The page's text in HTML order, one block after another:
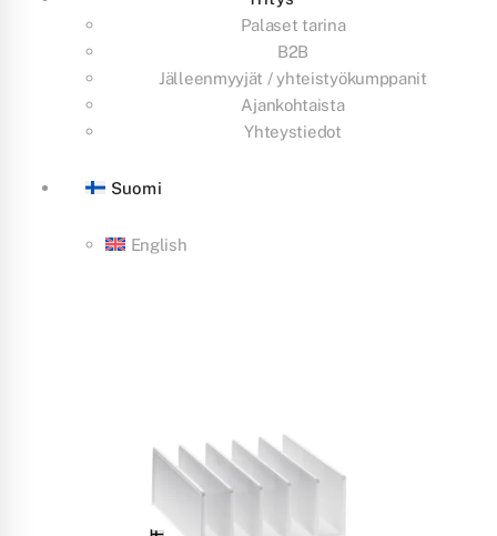
Palaset tarina
B2B
Jälleenmyyjät / yhteistyökumppanit
Ajankohtaista
Yhteystiedot
Suomi
English